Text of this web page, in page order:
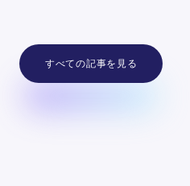
すべての記事を見る